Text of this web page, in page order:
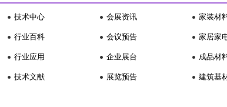
技术中心
行业百科
行业应用
技术文献
会展资讯
会议预告
企业展台
展览预告
家装材
家居家
成品材
建筑基